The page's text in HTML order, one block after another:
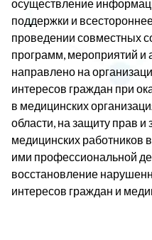
осуществление
поддержки и
проведении совместных
программ, мероприятий и
направлено на
интересов граждан при
в медицинских
области, на защиту прав и
медицинских работников
ими профессиональной
восстановление
интересов граждан и